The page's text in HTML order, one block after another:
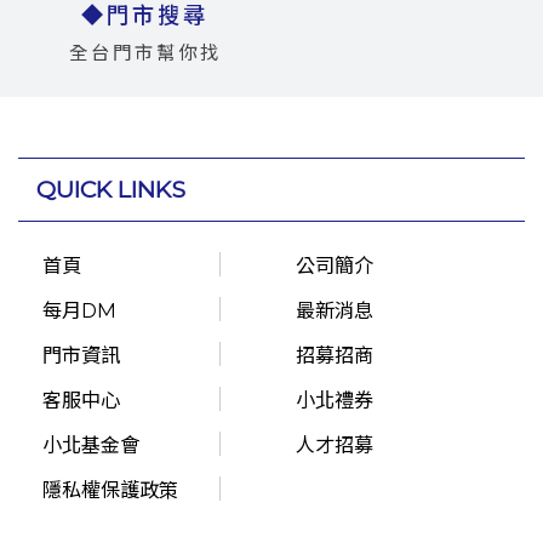
◆門市搜尋
全台門市幫你找
QUICK LINKS
首頁
公司簡介
每月DM
最新消息
門市資訊
招募招商
客服中心
小北禮券
小北基金會
人才招募
隱私權保護政策